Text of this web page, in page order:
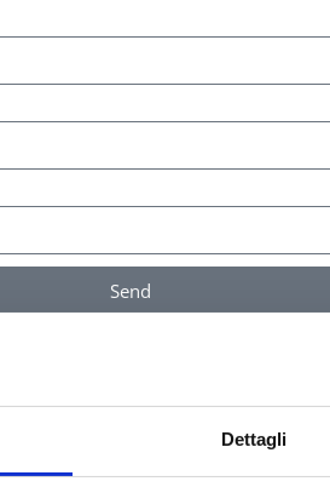
Dettagli
Send